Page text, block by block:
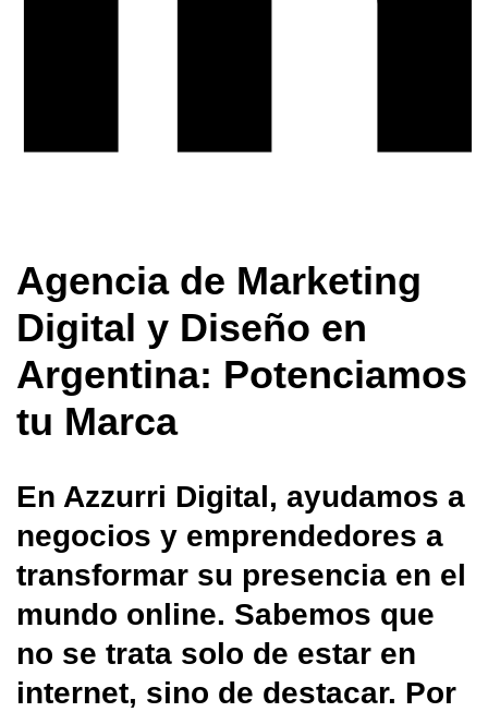
Agencia de Marketing
Digital y Diseño en
Argentina: Potenciamos
tu Marca
En Azzurri Digital, ayudamos a
negocios y emprendedores a
transformar su presencia en el
mundo online. Sabemos que
no se trata solo de estar en
internet, sino de destacar. Por